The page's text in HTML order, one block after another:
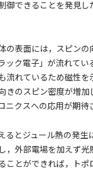
御できることを発見し
の表面には，スピン
ック電子」が流れてい
流れているため磁性
きのスピン密度が増
ニクスへの応用が期待
るとジュール熱の発生
，外部電場を加えず
ことができれば，ト